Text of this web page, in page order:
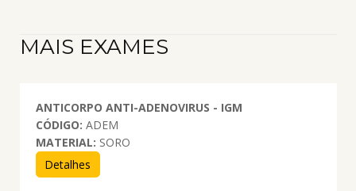
MAIS EXAMES
ANTICORPO ANTI-ADENOVIRUS - IGM
CÓDIGO: ADEM
MATERIAL: SORO
Detalhes